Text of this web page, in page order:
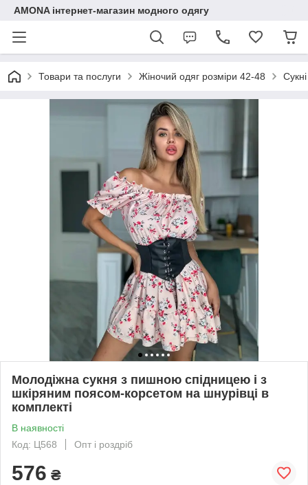
AMONA інтернет-магазин модного одягу
Товари та послуги Жіночий одяг розміри 42-48 Сукні
Молодіжна сукня з пишною спідницею і з
шкіряним поясом-корсетом на шнурівці в
комплекті
В наявності
Код: Ц568
Опт і роздріб
576 ₴